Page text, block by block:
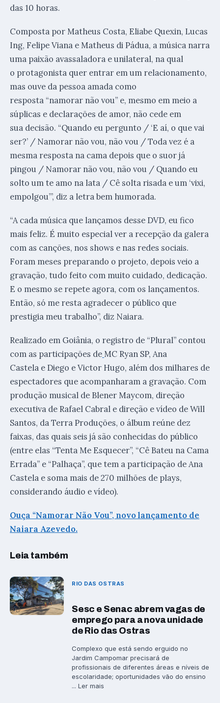
das 10 horas.
Composta por Matheus Costa, Eliabe Quexin, Lucas
Ing, Felipe Viana e Matheus di Pádua, a música narra
uma paixão avassaladora e unilateral, na qual
o protagonista quer entrar em um relacionamento,
mas ouve da pessoa amada como
resposta “namorar não vou” e, mesmo em meio a
súplicas e declarações de amor, não cede em
sua decisão. “Quando eu pergunto / ‘E aí, o que vai
ser?’ / Namorar não vou, não vou / Toda vez é a
mesma resposta na cama depois que o suor já
pingou / Namorar não vou, não vou / Quando eu
solto um te amo na lata / Cê solta risada e um ‘vixi,
empolgou’”, diz a letra bem humorada.
“A cada música que lançamos desse DVD, eu fico
mais feliz. É muito especial ver a recepção da galera
com as canções, nos shows e nas redes sociais.
Foram meses preparando o projeto, depois veio a
gravação, tudo feito com muito cuidado, dedicação.
E o mesmo se repete agora, com os lançamentos.
Então, só me resta agradecer o público que
prestigia meu trabalho”, diz Naiara.
Realizado em Goiânia, o registro de “Plural” contou
com as participações deMC Ryan SP, Ana
Castela e Diego e Victor Hugo, além dos milhares de
espectadores que acompanharam a gravação. Com
produção musical de Blener Maycom, direção
executiva de Rafael Cabral e direção e vídeo de Will
Santos, da Terra Produções, o álbum reúne dez
faixas, das quais seis já são conhecidas do público
(entre elas “Tenta Me Esquecer”, “Cê Bateu na Cama
Errada” e “Palhaça”, que tem a participação de Ana
Castela e soma mais de 270 milhões de plays,
considerando áudio e vídeo).
Ouça “Namorar Não Vou”, novo lançamento de
Naiara Azevedo.
Leia também
RIO DAS OSTRAS
Sesc e Senac abrem vagas de
emprego para a nova unidade
de Rio das Ostras
Complexo que está sendo erguido no
Jardim Campomar precisará de
profissionais de diferentes áreas e níveis de
escolaridade; oportunidades vão do ensino
... Ler mais